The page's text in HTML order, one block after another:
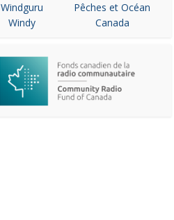
Windguru
Windy
Pêches et Océan
Canada